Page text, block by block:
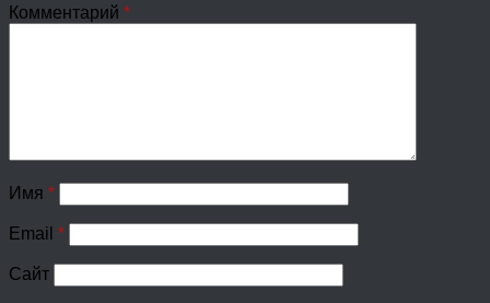
Комментарий *
Имя *
Email *
Сайт